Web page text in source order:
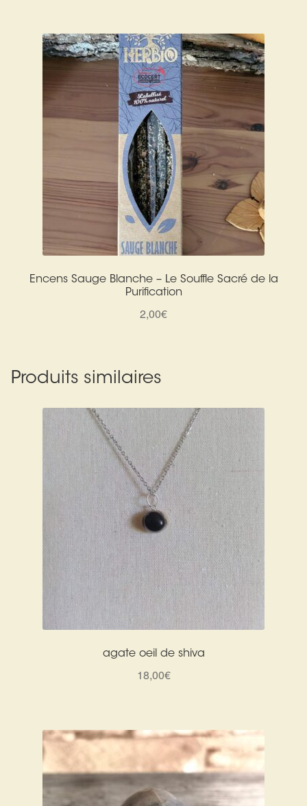
Encens Sauge Blanche – Le Souffle Sacré de la
Purification
2,00€
Produits similaires
agate oeil de shiva
18,00€